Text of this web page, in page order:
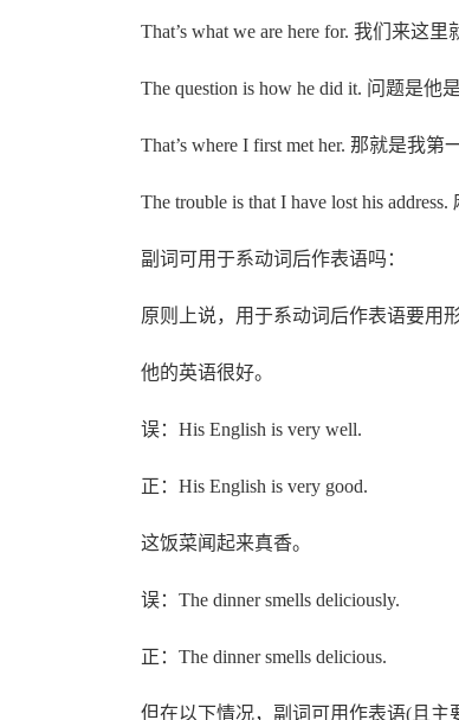
That’s what we are here for. 我们来这里
The question is how he did it. 问题是他
That’s where I first met her. 那就是我第
The trouble is that I have lost his address.
副词可用于系动词后作表语吗：
原则上说，用于系动词后作表语要用形
他的英语很好。
误：His English is very well.
正：His English is very good.
这饭菜闻起来真香。
误：The dinner smells deliciously.
正：The dinner smells delicious.
但在以下情况，副词可用作表语(且主要